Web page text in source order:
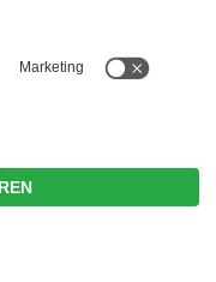
Rössl